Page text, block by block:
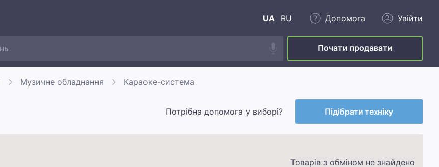
UA RU Допомога Увійти
Почати продавати
Музичне обладнання Караоке-система
Потрібна допомога у виборі? Підібрати техніку
Товарів з обміном не знайдено